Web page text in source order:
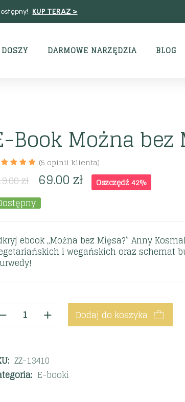
KUP TERAZ >
DARMOWE NARZĘDZIA BLOG
Book Można bez
(5 opinii klienta)
zł 69.00zł Oszczędź 42%
ebook „Można bez Mięsa?” Anny
i wegańskich oraz schemat
Dodaj do koszyka
ZZ-13410
E-booki